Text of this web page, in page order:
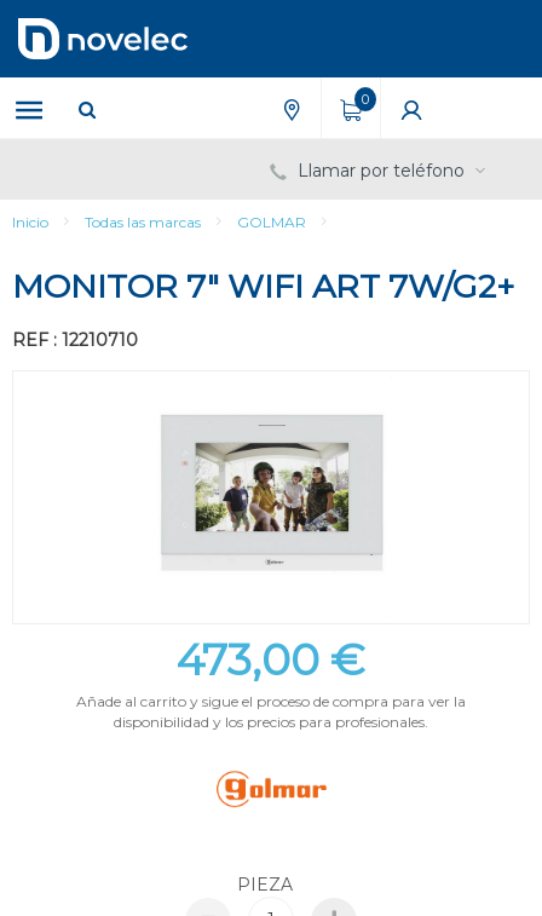
contenido
menú
de
navegación
0
Llamar por teléfono
Inicio Todas las marcas GOLMAR
MONITOR 7" WIFI ART 7W/G2+
REF : 12210710
473,00 €
Añade al carrito y sigue el proceso de compra para ver la
disponibilidad y los precios para profesionales.
PIEZA